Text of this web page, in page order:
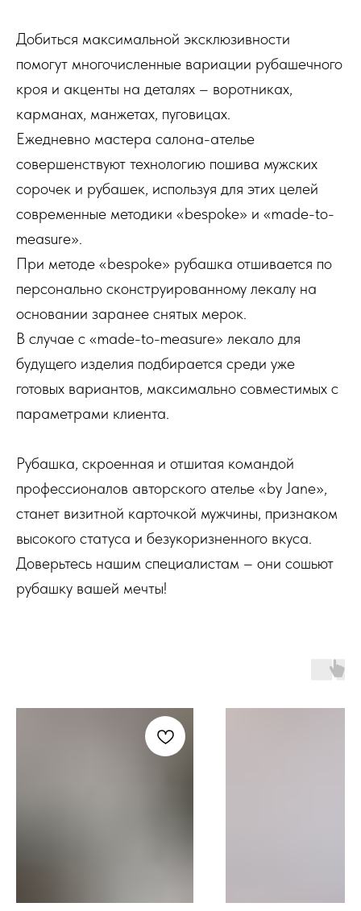
Добиться максимальной эксклюзивности
помогут многочисленные вариации рубашечного
кроя и акценты на деталях – воротниках,
карманах, манжетах, пуговицах.
Ежедневно мастера салона-ателье
совершенствуют технологию пошива мужских
сорочек и рубашек, используя для этих целей
современные методики «bespoke» и «made-to-
measure».
При методе «bespoke» рубашка отшивается по
персонально сконструированному лекалу на
основании заранее снятых мерок.
В случае с «made-to-measure» лекало для
будущего изделия подбирается среди уже
готовых вариантов, максимально совместимых с
параметрами клиента.
Рубашка, скроенная и отшитая командой
профессионалов авторского ателье «by Jane»,
станет визитной карточкой мужчины, признаком
высокого статуса и безукоризненного вкуса.
Доверьтесь нашим специалистам – они сошьют
рубашку вашей мечты!